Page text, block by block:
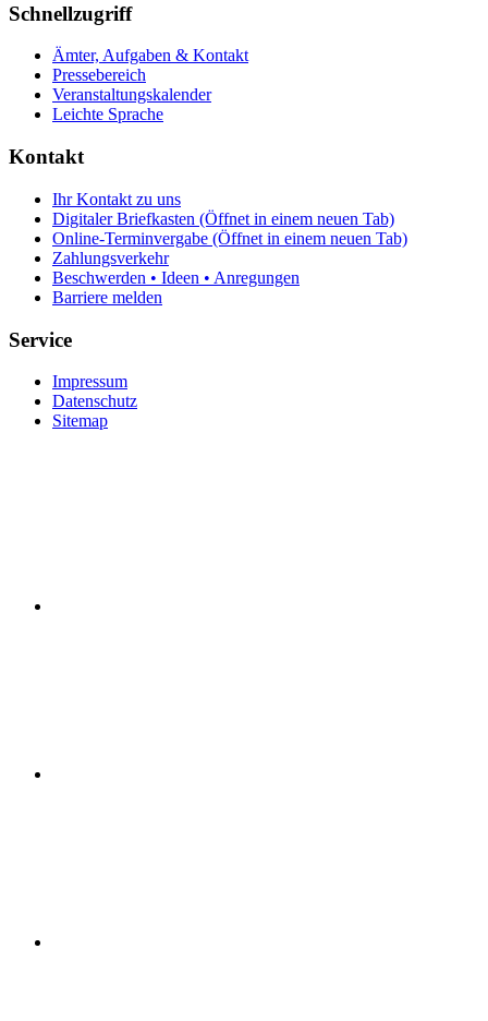
Schnellzugriff
Ämter, Aufgaben & Kontakt
Pressebereich
Veranstaltungskalender
Leichte Sprache
Kontakt
Ihr Kontakt zu uns
Digitaler Briefkasten (Öffnet in einem neuen Tab)
Online-Terminvergabe (Öffnet in einem neuen Tab)
Zahlungsverkehr
Beschwerden • Ideen • Anregungen
Barriere melden
Service
Impressum
Datenschutz
Sitemap